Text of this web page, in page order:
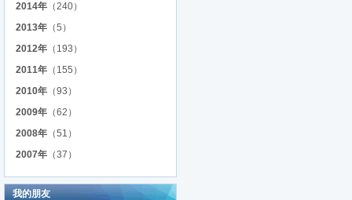
2014年 （240）
2013年 （5）
2012年 （193）
2011年 （155）
2010年 （93）
2009年 （62）
2008年 （51）
2007年 （37）
我的朋友